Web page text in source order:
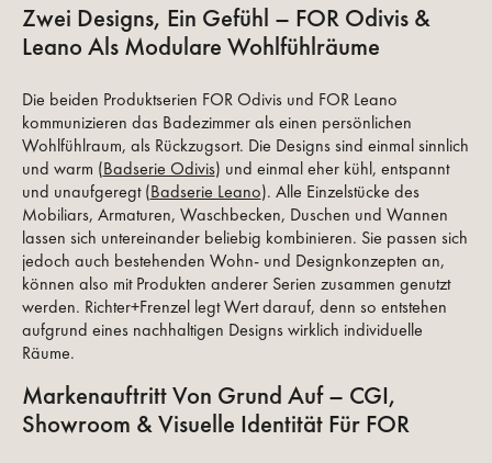
Zwei Designs, Ein Gefühl – FOR Odivis &
Leano Als Modulare Wohlfühlräume
Die beiden Produktserien FOR Odivis und FOR Leano
kommunizieren das Badezimmer als einen persönlichen
Wohlfühlraum, als Rückzugsort. Die Designs sind einmal sinnlich
und warm (Badserie Odivis) und einmal eher kühl, entspannt
und unaufgeregt (Badserie Leano). Alle Einzelstücke des
Mobiliars, Armaturen, Waschbecken, Duschen und Wannen
lassen sich untereinander beliebig kombinieren. Sie passen sich
jedoch auch bestehenden Wohn- und Designkonzepten an,
können also mit Produkten anderer Serien zusammen genutzt
werden. Richter+Frenzel legt Wert darauf, denn so entstehen
aufgrund eines nachhaltigen Designs wirklich individuelle
Räume.
Markenauftritt Von Grund Auf – CGI,
Showroom & Visuelle Identität Für FOR